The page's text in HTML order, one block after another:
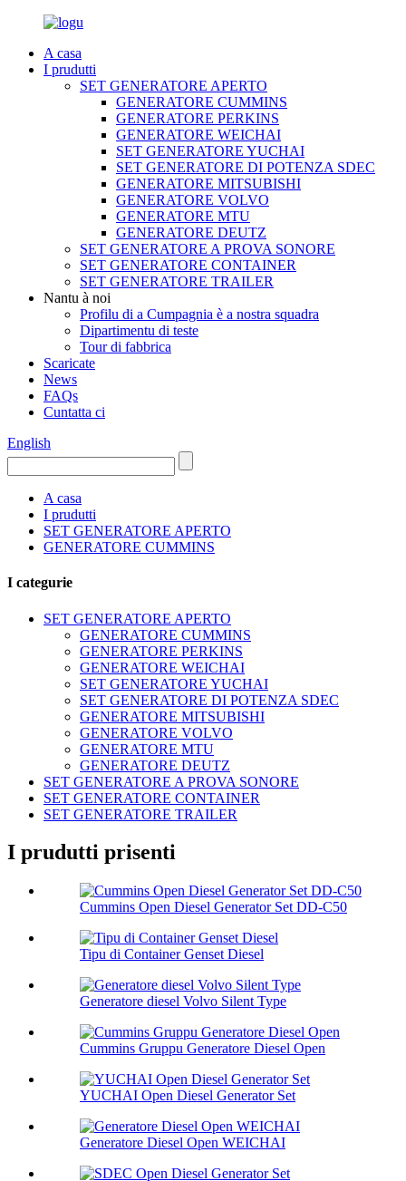
A casa
I prudutti
SET GENERATORE APERTO
GENERATORE CUMMINS
GENERATORE PERKINS
GENERATORE WEICHAI
SET GENERATORE YUCHAI
SET GENERATORE DI POTENZA SDEC
GENERATORE MITSUBISHI
GENERATORE VOLVO
GENERATORE MTU
GENERATORE DEUTZ
SET GENERATORE A PROVA SONORE
SET GENERATORE CONTAINER
SET GENERATORE TRAILER
Nantu à noi
Profilu di a Cumpagnia è a nostra squadra
Dipartimentu di teste
Tour di fabbrica
Scaricate
News
FAQs
Cuntatta ci
English
A casa
I prudutti
SET GENERATORE APERTO
GENERATORE CUMMINS
I categurie
SET GENERATORE APERTO
GENERATORE CUMMINS
GENERATORE PERKINS
GENERATORE WEICHAI
SET GENERATORE YUCHAI
SET GENERATORE DI POTENZA SDEC
GENERATORE MITSUBISHI
GENERATORE VOLVO
GENERATORE MTU
GENERATORE DEUTZ
SET GENERATORE A PROVA SONORE
SET GENERATORE CONTAINER
SET GENERATORE TRAILER
I prudutti prisenti
Cummins Open Diesel Generator Set DD-C50
Tipu di Container Genset Diesel
Generatore diesel Volvo Silent Type
Cummins Gruppu Generatore Diesel Open
YUCHAI Open Diesel Generator Set
Generatore Diesel Open WEICHAI